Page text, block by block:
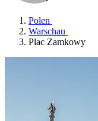
Polen
Warschau
Plac Zamkowy